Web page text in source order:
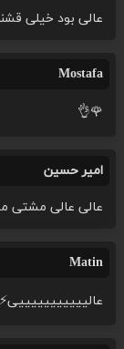
عالی بود خیلی
Mostafa
🌹👌
امیر حسین
عالی عالی مشتی
Matin
عالیییییییییییی⚡